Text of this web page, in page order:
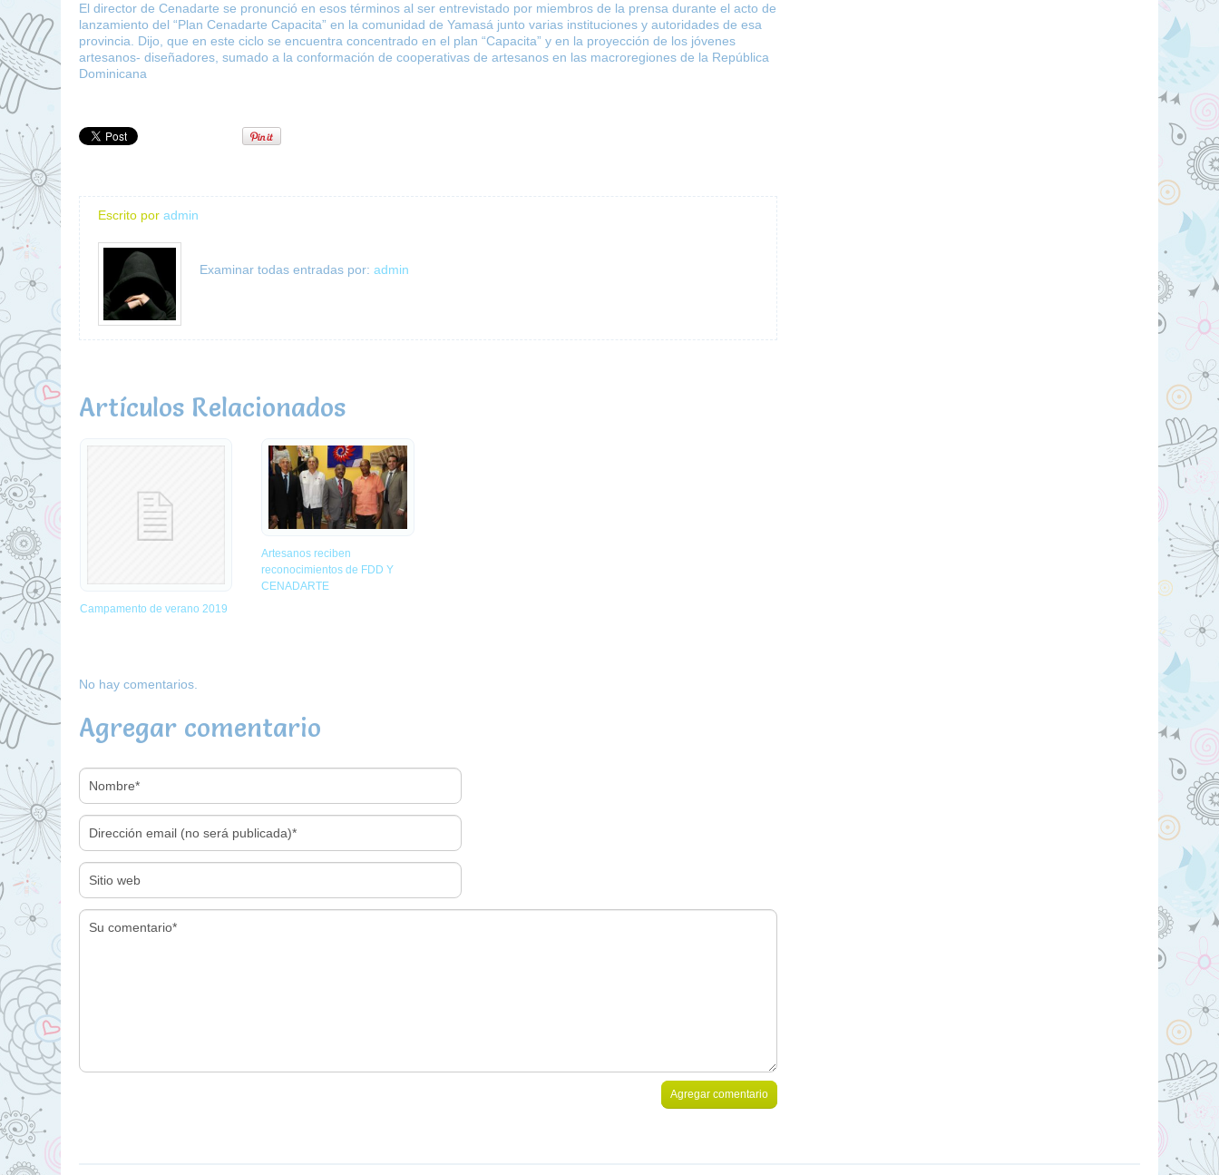
El director de Cenadarte se pronunció en esos términos al ser entrevistado por miembros de la prensa durante el acto de
lanzamiento del “Plan Cenadarte Capacita” en la comunidad de Yamasá junto varias instituciones y autoridades de esa
provincia. Dijo, que en este ciclo se encuentra concentrado en el plan “Capacita” y en la proyección de los jóvenes
artesanos- diseñadores, sumado a la conformación de cooperativas de artesanos en las macroregiones de la República
Dominicana
Escrito por admin
Examinar todas entradas por: admin
Artículos Relacionados
Campamento de verano 2019
Artesanos reciben
reconocimientos de FDD Y
CENADARTE
No hay comentarios.
Agregar comentario